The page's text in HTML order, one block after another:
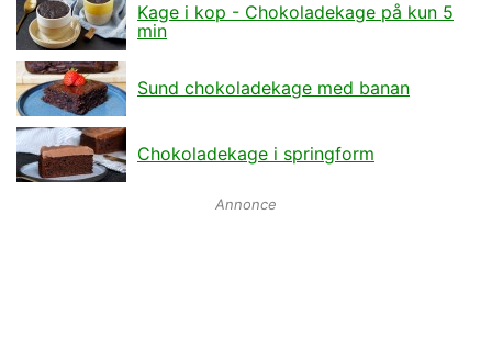
Kage i kop - Chokoladekage på kun 5
min
Sund chokoladekage med banan
Chokoladekage i springform
Annonce